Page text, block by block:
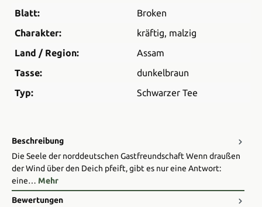
Blatt:
Broken
Charakter:
kräftig, malzig
Land / Region:
Assam
Tasse:
dunkelbraun
Typ:
Schwarzer Tee
Beschreibung
Die Seele der norddeutschen Gastfreundschaft Wenn draußen
der Wind über den Deich pfeift, gibt es nur eine Antwort:
eine… Mehr
Bewertungen